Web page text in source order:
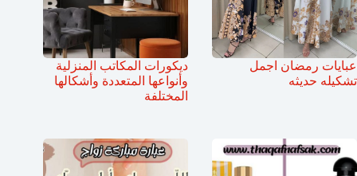
عبايات رمضان اجمل
تشكيله حديثه
ديكورات المكاتب المنزلية
وأنواعها المتعددة وأشكالها
المختلفة